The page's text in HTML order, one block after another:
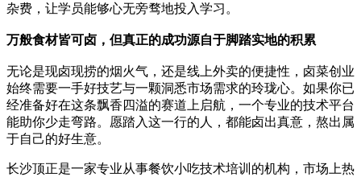
杂费，让学员能够心无旁骛地投入学习。
万般食材皆可卤，但真正的成功源自于脚踏实地的积累
无论是现卤现捞的烟火气，还是线上外卖的便捷性，卤菜创业
始终需要一手好技艺与一颗洞悉市场需求的玲珑心。如果你已
经准备好在这条飘香四溢的赛道上启航，一个专业的技术平台
能助你少走弯路。愿踏入这一行的人，都能卤出真意，熬出属
于自己的好生意。
长沙顶正是一家专业从事餐饮小吃技术培训的机构，市场上热